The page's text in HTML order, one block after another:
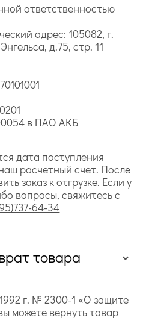
ответственностью
адрес: 105082, г.
д.75, стр. 11
в ПАО АКБ
дата поступления
расчетный счет. После
заказ к отгрузке. Если у
вопросы, свяжитесь с
64-34
товара
г. № 2300-1 «О защите
можете вернуть товар